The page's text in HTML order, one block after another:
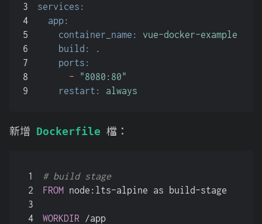
3
4
5
6
7
8
9
services:
app:
container_name:
vue-docker-example
build:
.
ports:
-
"8080:80"
restart:
always
新增 Dockerfile 檔：
1
2
3
4
# build stage
FROM node:lts-alpine as build-stage
WORKDIR /app